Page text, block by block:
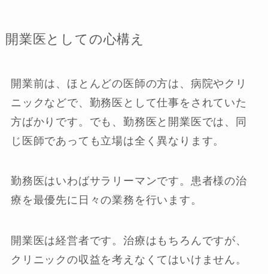
開業医としての心構え
開業前は、ほとんどの医師の方は、病院やクリ
ニックなどで、勤務医として仕事をされていた
方ばかりです。でも、勤務医と開業医では、同
じ医師であっても立場は全く異なります。
勤務医はいわばサラリーマンです。患者様の治
療を最優先に日々の業務を行います。
開業医は経営者です。治療はもちろんですが、
クリニックの収益を考えなくてはいけません。